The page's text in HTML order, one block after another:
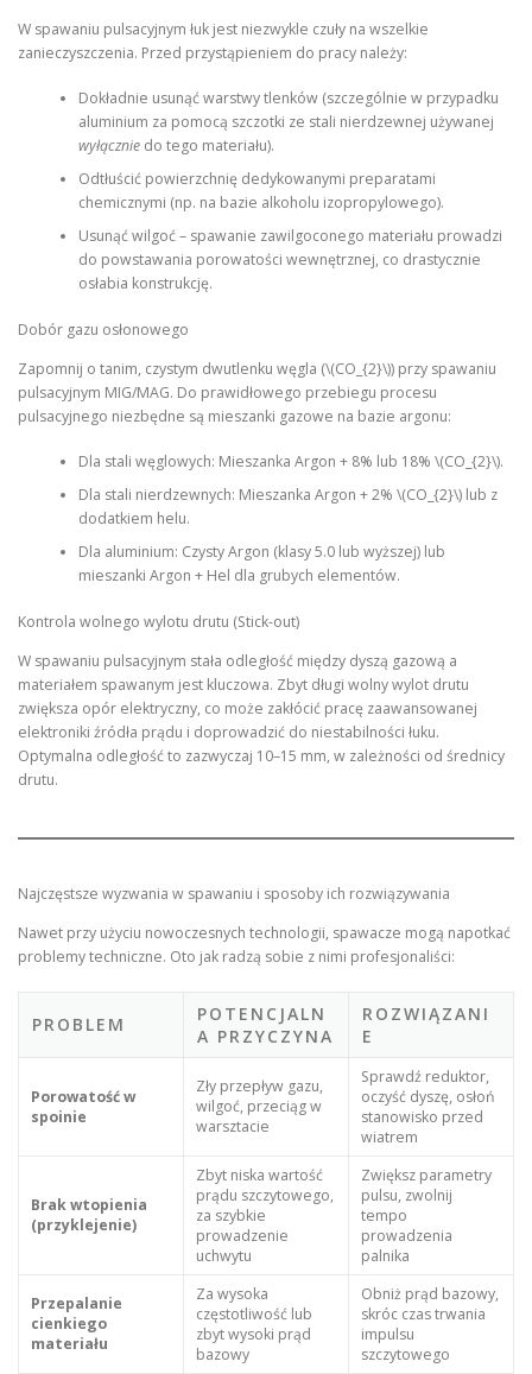
W spawaniu pulsacyjnym łuk jest niezwykle czuły na wszelkie
zanieczyszczenia. Przed przystąpieniem do pracy należy:
Dokładnie usunąć warstwy tlenków (szczególnie w przypadku
aluminium za pomocą szczotki ze stali nierdzewnej używanej
wyłączniedo tego materiału).
Odtłuścić powierzchnię dedykowanymi preparatami
chemicznymi (np. na bazie alkoholu izopropylowego).
Usunąć wilgoć – spawanie zawilgoconego materiału prowadzi
do powstawania porowatości wewnętrznej, co drastycznie
osłabia konstrukcję.
Dobór gazu osłonowego
Zapomnij o tanim, czystym dwutlenku węgla (\(CO_{2}\)) przy spawaniu
pulsacyjnym MIG/MAG. Do prawidłowego przebiegu procesu
pulsacyjnego niezbędne są mieszanki gazowe na bazie argonu:
Dla stali węglowych: Mieszanka Argon + 8% lub 18% \(CO_{2}\).
Dla stali nierdzewnych: Mieszanka Argon + 2% \(CO_{2}\) lub z
dodatkiem helu.
Dla aluminium: Czysty Argon (klasy 5.0 lub wyższej) lub
mieszanki Argon + Hel dla grubych elementów.
Kontrola wolnego wylotu drutu (Stick-out)
W spawaniu pulsacyjnym stała odległość między dyszą gazową a
materiałem spawanym jest kluczowa. Zbyt długi wolny wylot drutu
zwiększa opór elektryczny, co może zakłócić pracę zaawansowanej
elektroniki źródła prądu i doprowadzić do niestabilności łuku.
Optymalna odległość to zazwyczaj 10–15 mm, w zależności od średnicy
drutu.
Najczęstsze wyzwania w spawaniu i sposoby ich rozwiązywania
Nawet przy użyciu nowoczesnych technologii, spawacze mogą napotkać
problemy techniczne. Oto jak radzą sobie z nimi profesjonaliści:
PROBLEM
POTENCJALN
A PRZYCZYNA
ROZWIĄZANI
E
Porowatość w
spoinie
Zły przepływ gazu,
wilgoć, przeciąg w
warsztacie
Sprawdź reduktor,
oczyść dyszę, osłoń
stanowisko przed
wiatrem
Brak wtopienia
(przyklejenie)
Zbyt niska wartość
prądu szczytowego,
za szybkie
prowadzenie
uchwytu
Zwiększ parametry
pulsu, zwolnij
tempo
prowadzenia
palnika
Przepalanie
cienkiego
materiału
Za wysoka
częstotliwość lub
zbyt wysoki prąd
bazowy
Obniż prąd bazowy,
skróc czas trwania
impulsu
szczytowego